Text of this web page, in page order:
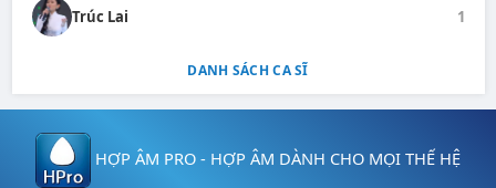
Trúc Lai 1
DANH SÁCH CA SĨ
HỢP ÂM PRO - HỢP ÂM DÀNH CHO MỌI THẾ HỆ